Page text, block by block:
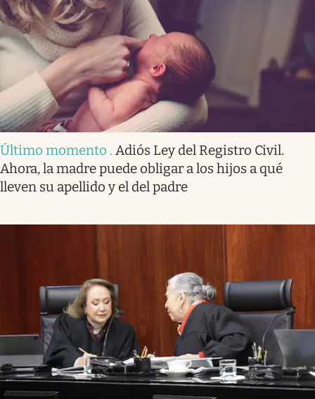
Último momento . Adiós Ley del Registro Civil.
Ahora, la madre puede obligar a los hijos a qué
lleven su apellido y el del padre